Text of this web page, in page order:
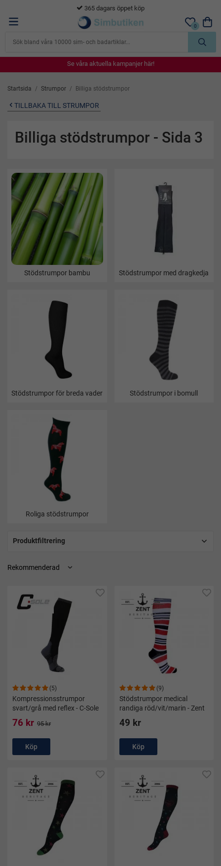
365 dagars öppet köp
0
Se våra aktuella kampanjer här!
Se våra aktuella kampanjer här!
Se våra aktuella kampanjer här!
Se våra aktuella kampanjer här!
Startsida / Strumpor / Billiga stödstrumpor
TILLBAKA TILL STRUMPOR
Billiga stödstrumpor - Sida 3
Stödstrumpor bambu Stödstrumpor med dragkedja
Stödstrumpor för breda vader Stödstrumpor i bomull
Roliga stödstrumpor
Produktfiltrering
(5)
Kompressionsstrumpor
svart/grå med reflex - C-Sole
76 kr 95 kr
Köp
(9)
Stödstrumpor medical
randiga röd/vit/marin - Zent
49 kr
Köp